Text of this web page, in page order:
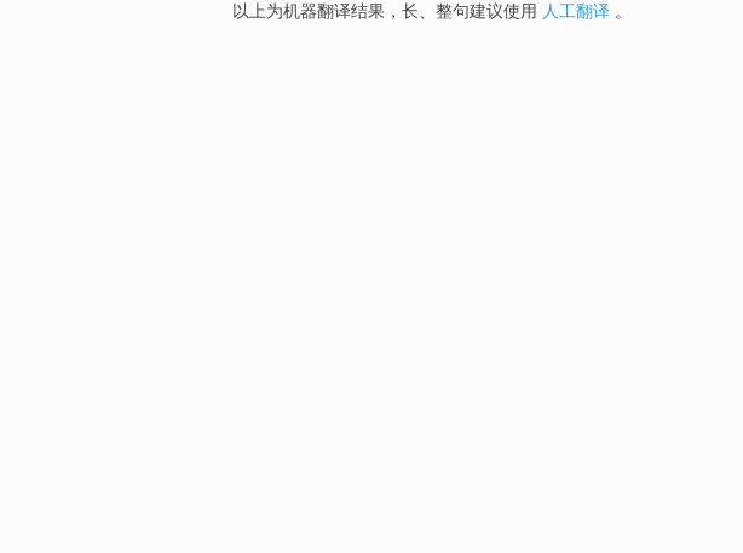
以上为机器翻译结果，长、整句建议使用 人工翻译 。